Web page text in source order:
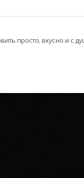
просто, вкусно и с